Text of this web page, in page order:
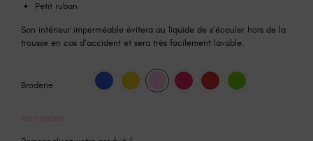
Petit ruban
Son intérieur imperméable évitera au liquide de s’écouler hors de la
trousse en cas d’accident et sera très facilement lavable.
Broderie
Réinitialiser